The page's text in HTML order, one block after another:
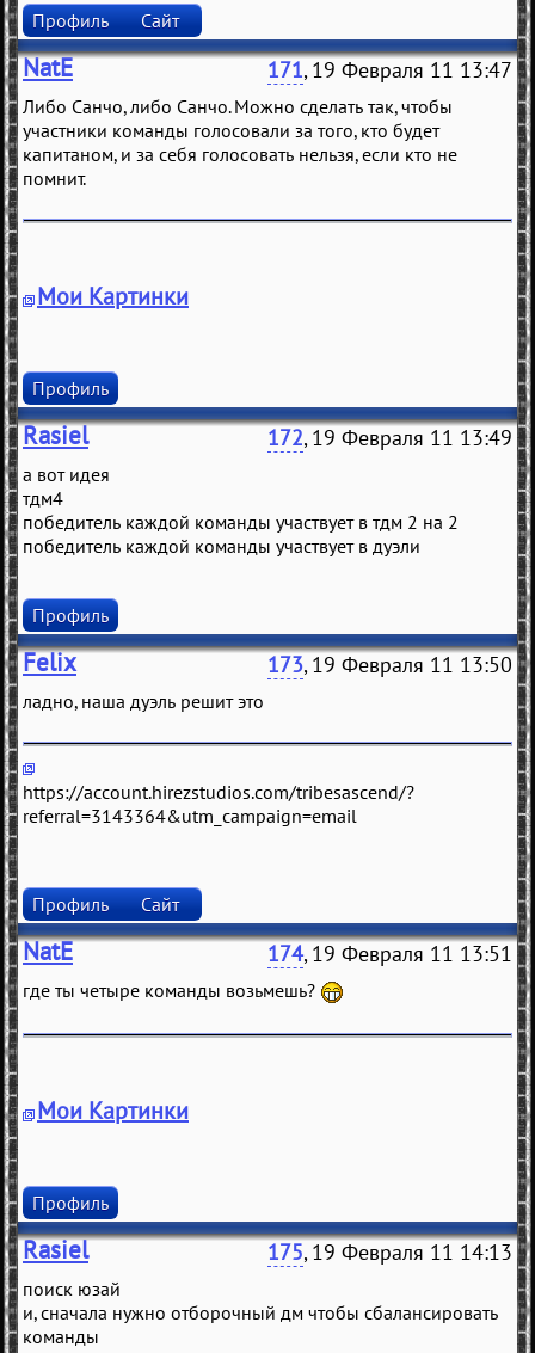
Профиль Сайт
NatE 171, 19 Февраля 11 13:47
Либо Санчо, либо Санчо. Можно сделать так, чтобы
участники команды голосовали за того, кто будет
капитаном, и за себя голосовать нельзя, если кто не
помнит.
Мои Картинки
Профиль
Rasiel 172, 19 Февраля 11 13:49
а вот идея
тдм4
победитель каждой команды участвует в тдм 2 на 2
победитель каждой команды участвует в дуэли
Профиль
Felix 173, 19 Февраля 11 13:50
лaдно, нaшa дуэль рeшит это
https://account.hirezstudios.com/tribesascend/?
referral=3143364&utm_campaign=email
Профиль Сайт
NatE 174, 19 Февраля 11 13:51
где ты четыре команды возьмешь?
Мои Картинки
Профиль
Rasiel 175, 19 Февраля 11 14:13
поиск юзай
и, сначала нужно отборочный дм чтобы сбалансировать
команды